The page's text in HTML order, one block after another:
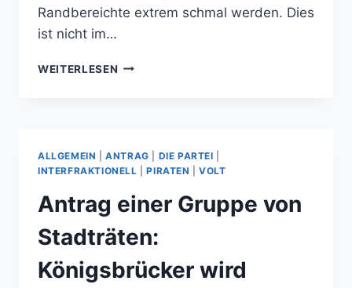
Randbereichte extrem schmal werden. Dies
ist nicht im…
WEITERLESEN KÖNIGSBRÜCKER
ALLGEMEIN |ANTRAG DIE PARTEI
INTERFRAKTIONELL |PIRATEN |VOLT
Antrag einer Gruppe von
Stadträten:
Königsbrücker wird